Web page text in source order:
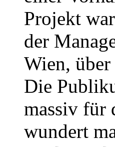
Projekt
der
Wien,
Die
massiv für
wundert